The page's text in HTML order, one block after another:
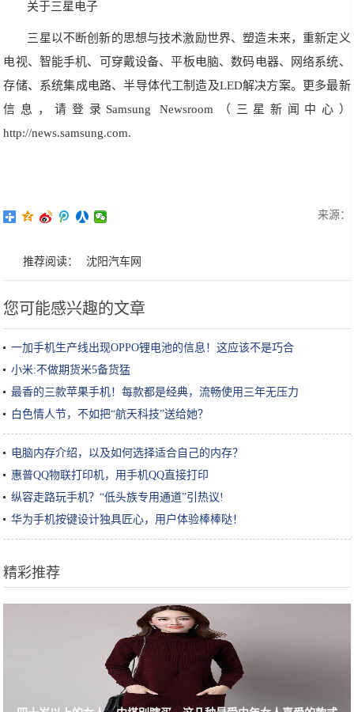
关于三星电子
三星以不断创新的思想与技术激励世界、塑造未来，重新定义
电视、智能手机、可穿戴设备、平板电脑、数码电器、网络系统、
存储、系统集成电路、半导体代工制造及LED解决方案。更多最新
信息，请登录Samsung Newsroom（三星新闻中心）
http://news.samsung.com.
来源：
推荐阅读： 沈阳汽车网
您可能感兴趣的文章
一加手机生产线出现OPPO锂电池的信息！这应该不是巧合
小米:不做期货米5备货猛
最香的三款苹果手机！每款都是经典，流畅使用三年无压力
白色情人节，不如把“航天科技”送给她？
电脑内存介绍，以及如何选择适合自己的内存？
惠普QQ物联打印机，用手机QQ直接打印
纵容走路玩手机？“低头族专用通道”引热议!
华为手机按键设计独具匠心，用户体验棒棒哒！
精彩推荐